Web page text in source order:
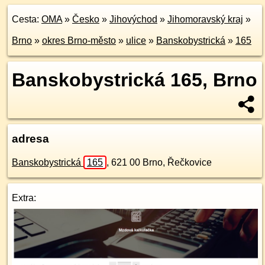
Cesta: OMA» Česko » Jihovýchod » Jihomoravský kraj »
Brno » okres Brno-město » ulice » Banskobystrická » 165
Banskobystrická 165, Brno
adresa
Banskobystrická 165 , 621 00 Brno, Řečkovice
Extra: